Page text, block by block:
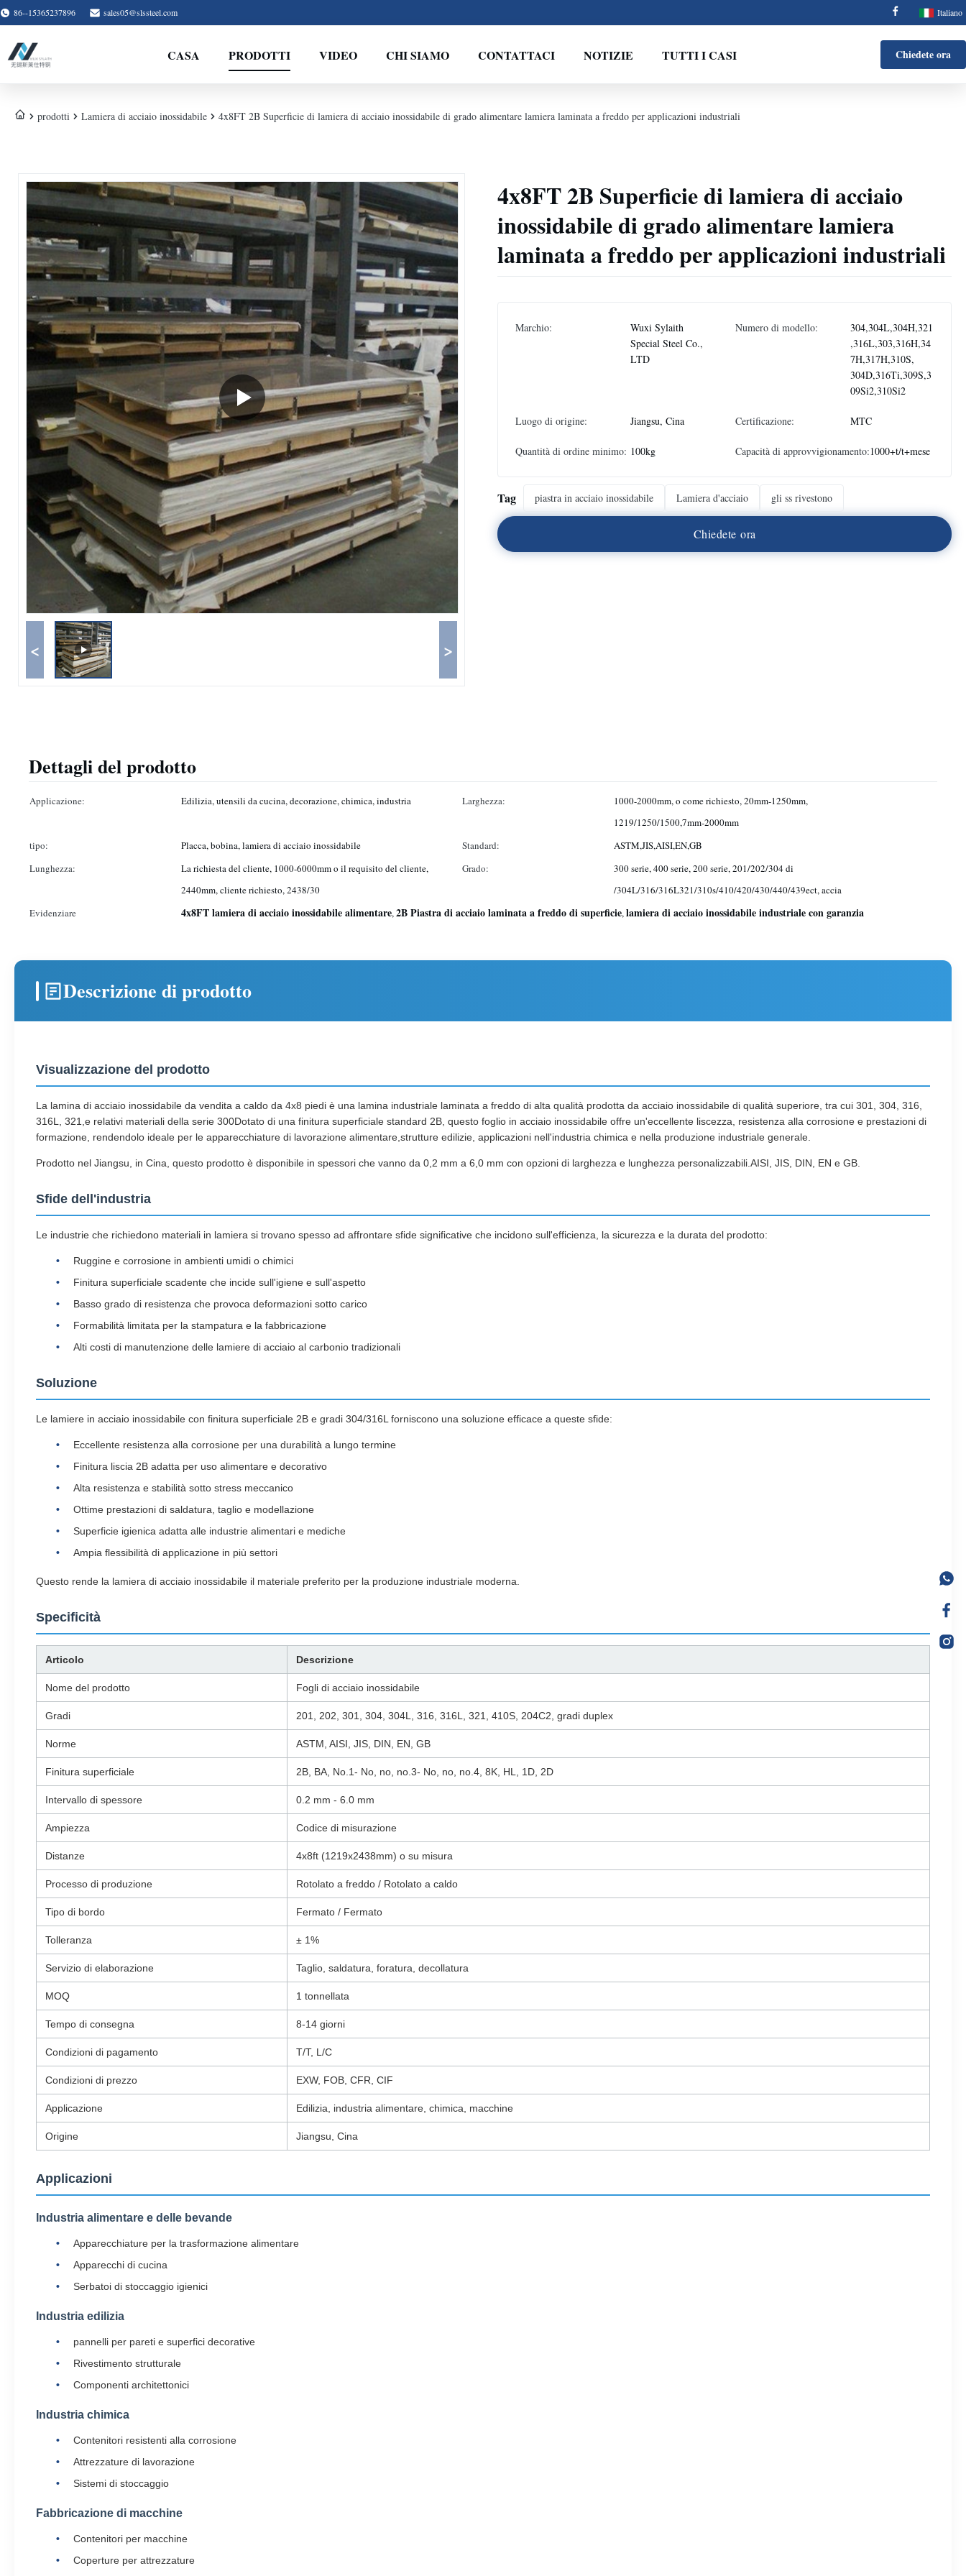
86--15365237896 sales05@slssteel.com Italiano
CASA PRODOTTI VIDEO CHI SIAMO CONTATTACI NOTIZIE TUTTI I CASI Chiedete ora
prodotti Lamiera di acciaio inossidabile 4x8FT 2B Superficie di lamiera di acciaio inossidabile di grado alimentare lamiera laminata a freddo per applicazioni industriali
< >
4x8FT 2B Superficie di lamiera di acciaio
inossidabile di grado alimentare lamiera
laminata a freddo per applicazioni industriali
Marchio:
Wuxi Sylaith
Special Steel Co.,
LTD
Numero di modello:
304,304L,304H,321
,316L,303,316H,34
7H,317H,310S,
304D,316Ti,309S,3
09Si2,310Si2
Luogo di origine: Jiangsu, Cina Certificazione: MTC
Quantità di ordine minimo: 100kg Capacità di approvvigionamento:1000+t/t+mese
Tag piastra in acciaio inossidabile Lamiera d'acciaio gli ss rivestono
Chiedete ora
Dettagli del prodotto
Applicazione: Edilizia, utensili da cucina, decorazione, chimica, industria Larghezza:
1000-2000mm, o come richiesto, 20mm-1250mm,
1219/1250/1500,7mm-2000mm
tipo:
Placca, bobina, lamiera di acciaio inossidabile Standard:
ASTM,JIS,AISI,EN,GB
Lunghezza:
La richiesta del cliente, 1000-6000mm o il requisito del cliente,
2440mm, cliente richiesto, 2438/30
Grado:
300 serie, 400 serie, 200 serie, 201/202/304 di
/304L/316/316L321/310s/410/420/430/440/439ect, accia
Evidenziare
4x8FT lamiera di acciaio inossidabile alimentare,2B Piastra di acciaio laminata a freddo di superficie,lamiera di acciaio inossidabile industriale con garanzia
Descrizione di prodotto
Visualizzazione del prodotto
La lamina di acciaio inossidabile da vendita a caldo da 4x8 piedi è una lamina industriale laminata a freddo di alta qualità prodotta da acciaio inossidabile di qualità superiore, tra cui 301, 304, 316,
316L, 321,e relativi materiali della serie 300Dotato di una finitura superficiale standard 2B, questo foglio in acciaio inossidabile offre un'eccellente liscezza, resistenza alla corrosione e prestazioni di
formazione, rendendolo ideale per le apparecchiature di lavorazione alimentare,strutture edilizie, applicazioni nell'industria chimica e nella produzione industriale generale.
Prodotto nel Jiangsu, in Cina, questo prodotto è disponibile in spessori che vanno da 0,2 mm a 6,0 mm con opzioni di larghezza e lunghezza personalizzabili.AISI, JIS, DIN, EN e GB.
Sfide dell'industria
Le industrie che richiedono materiali in lamiera si trovano spesso ad affrontare sfide significative che incidono sull'efficienza, la sicurezza e la durata del prodotto:
Ruggine e corrosione in ambienti umidi o chimici
Finitura superficiale scadente che incide sull'igiene e sull'aspetto
Basso grado di resistenza che provoca deformazioni sotto carico
Formabilità limitata per la stampatura e la fabbricazione
Alti costi di manutenzione delle lamiere di acciaio al carbonio tradizionali
Soluzione
Le lamiere in acciaio inossidabile con finitura superficiale 2B e gradi 304/316L forniscono una soluzione efficace a queste sfide:
Eccellente resistenza alla corrosione per una durabilità a lungo termine
Finitura liscia 2B adatta per uso alimentare e decorativo
Alta resistenza e stabilità sotto stress meccanico
Ottime prestazioni di saldatura, taglio e modellazione
Superficie igienica adatta alle industrie alimentari e mediche
Ampia flessibilità di applicazione in più settori
Questo rende la lamiera di acciaio inossidabile il materiale preferito per la produzione industriale moderna.
Specificità
Articolo Descrizione
Nome del prodotto Fogli di acciaio inossidabile
Gradi 201, 202, 301, 304, 304L, 316, 316L, 321, 410S, 204C2, gradi duplex
Norme ASTM, AISI, JIS, DIN, EN, GB
Finitura superficiale 2B, BA, No.1- No, no, no.3- No, no, no.4, 8K, HL, 1D, 2D
Intervallo di spessore 0.2 mm - 6.0 mm
Ampiezza Codice di misurazione
Distanze 4x8ft (1219x2438mm) o su misura
Processo di produzione Rotolato a freddo / Rotolato a caldo
Tipo di bordo Fermato / Fermato
Tolleranza ± 1%
Servizio di elaborazione Taglio, saldatura, foratura, decollatura
MOQ 1 tonnellata
Tempo di consegna 8-14 giorni
Condizioni di pagamento T/T, L/C
Condizioni di prezzo EXW, FOB, CFR, CIF
Applicazione Edilizia, industria alimentare, chimica, macchine
Origine Jiangsu, Cina
Applicazioni
Industria alimentare e delle bevande
Apparecchiature per la trasformazione alimentare
Apparecchi di cucina
Serbatoi di stoccaggio igienici
Industria edilizia
pannelli per pareti e superfici decorative
Rivestimento strutturale
Componenti architettonici
Industria chimica
Contenitori resistenti alla corrosione
Attrezzature di lavorazione
Sistemi di stoccaggio
Fabbricazione di macchine
Contenitori per macchine
Coperture per attrezzature